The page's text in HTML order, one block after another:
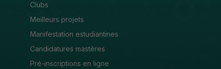
Clubs
Meilleurs projets
Manifestation estudiantines
Candidatures mastères
Pré-inscriptions en ligne